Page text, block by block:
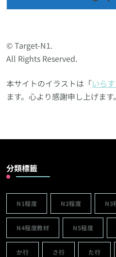
© Target-N1.
All Rights Reserved.
本サイトのイラストは「いら
ます。心より感謝申し上げます。
分類標籤
N1程度 N2程度 N3
N4程度教材 N5程度
か行 さ行 た行